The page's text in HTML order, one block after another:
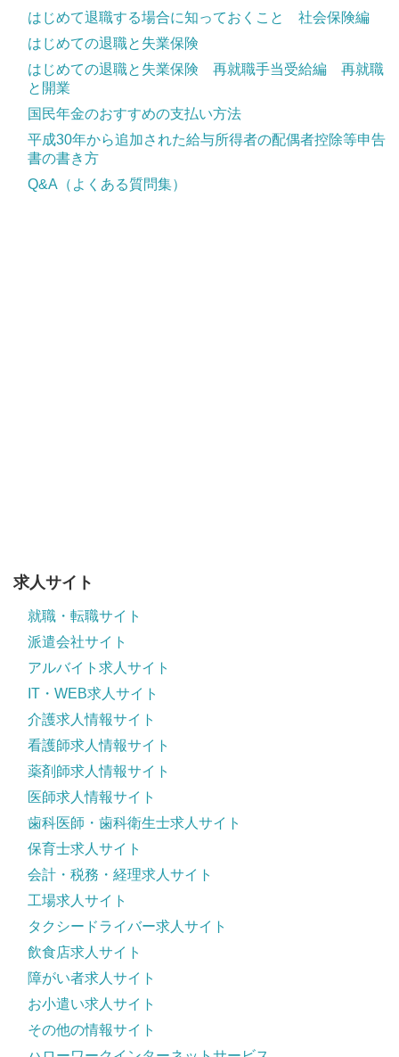
はじめて退職する場合に知っておくこと 社会保険編
はじめての退職と失業保険
はじめての退職と失業保険 再就職手当受給編 再就職
と開業
国民年金のおすすめの支払い方法
平成30年から追加された給与所得者の配偶者控除等申告
書の書き方
Q&A（よくある質問集）
求人サイト
就職・転職サイト
派遣会社サイト
アルバイト求人サイト
IT・WEB求人サイト
介護求人情報サイト
看護師求人情報サイト
薬剤師求人情報サイト
医師求人情報サイト
歯科医師・歯科衛生士求人サイト
保育士求人サイト
会計・税務・経理求人サイト
工場求人サイト
タクシードライバー求人サイト
飲食店求人サイト
障がい者求人サイト
お小遣い求人サイト
その他の情報サイト